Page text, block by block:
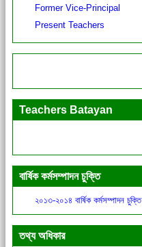
Former Vice-Principal
Present Teachers
Teachers Batayan
বার্ষিক কর্মসম্পাদন চুক্তি
২০১৩-২০১৪ বার্ষিক কর্মসম্পাদন চুক্তি
তথ্য অধিকার